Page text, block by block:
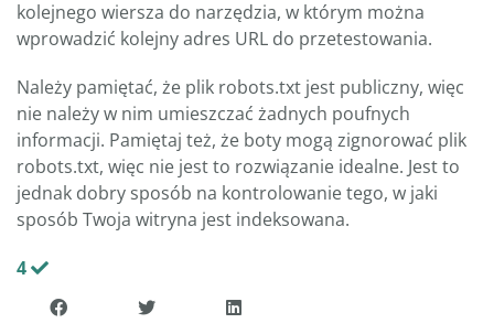
kolejnego wiersza do narzędzia, w którym można
wprowadzić kolejny adres URL do przetestowania.
Należy pamiętać, że plik robots.txt jest publiczny, więc
nie należy w nim umieszczać żadnych poufnych
informacji. Pamiętaj też, że boty mogą zignorować plik
robots.txt, więc nie jest to rozwiązanie idealne. Jest to
jednak dobry sposób na kontrolowanie tego, w jaki
sposób Twoja witryna jest indeksowana.
4